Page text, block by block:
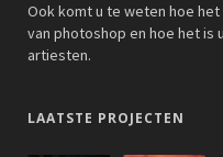
Ook komt u te weten hoe
van photoshop en hoe het
artiesten.
LAATSTE PROJECTEN